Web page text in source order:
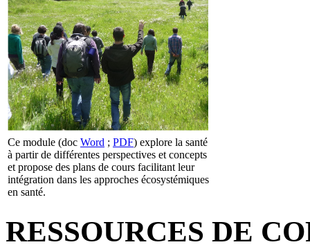
Ce module (doc Word ; PDF) explore la santé
à partir de différentes perspectives et concepts
et propose des plans de cours facilitant leur
intégration dans les approches écosystémiques
en santé.
RESSOURCES DE